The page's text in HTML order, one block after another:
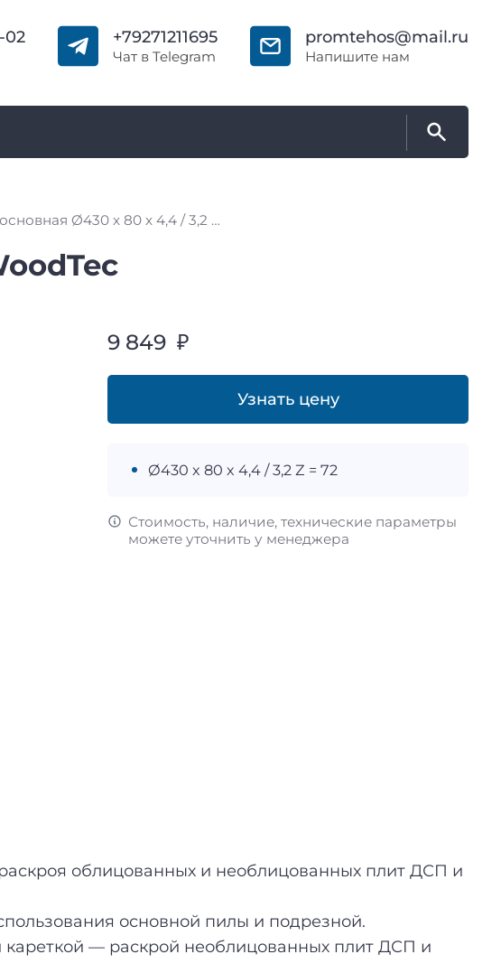
02 +79271211695
Чат в Telegram
promtehos@mail.ru
Напишите нам
Пила основная Ø430 х 80 х 4,4 / 3,2 Z = 72 WoodTec
9 849 ₽
Узнать цену
Ø430 х 80 х 4,4 / 3,2 Z = 72
Стоимость, наличие, технические параметры
можете уточнить у менеджера
облицованных и необлицованных плит ДСП и
основной пилы и подрезной.
— раскрой необлицованных плит ДСП и